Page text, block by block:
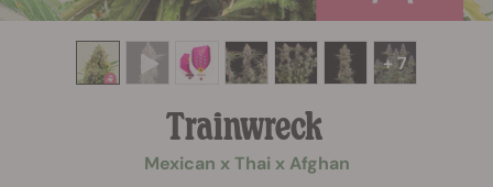
+ 7
Trainwreck
Mexican x Thai x Afghan